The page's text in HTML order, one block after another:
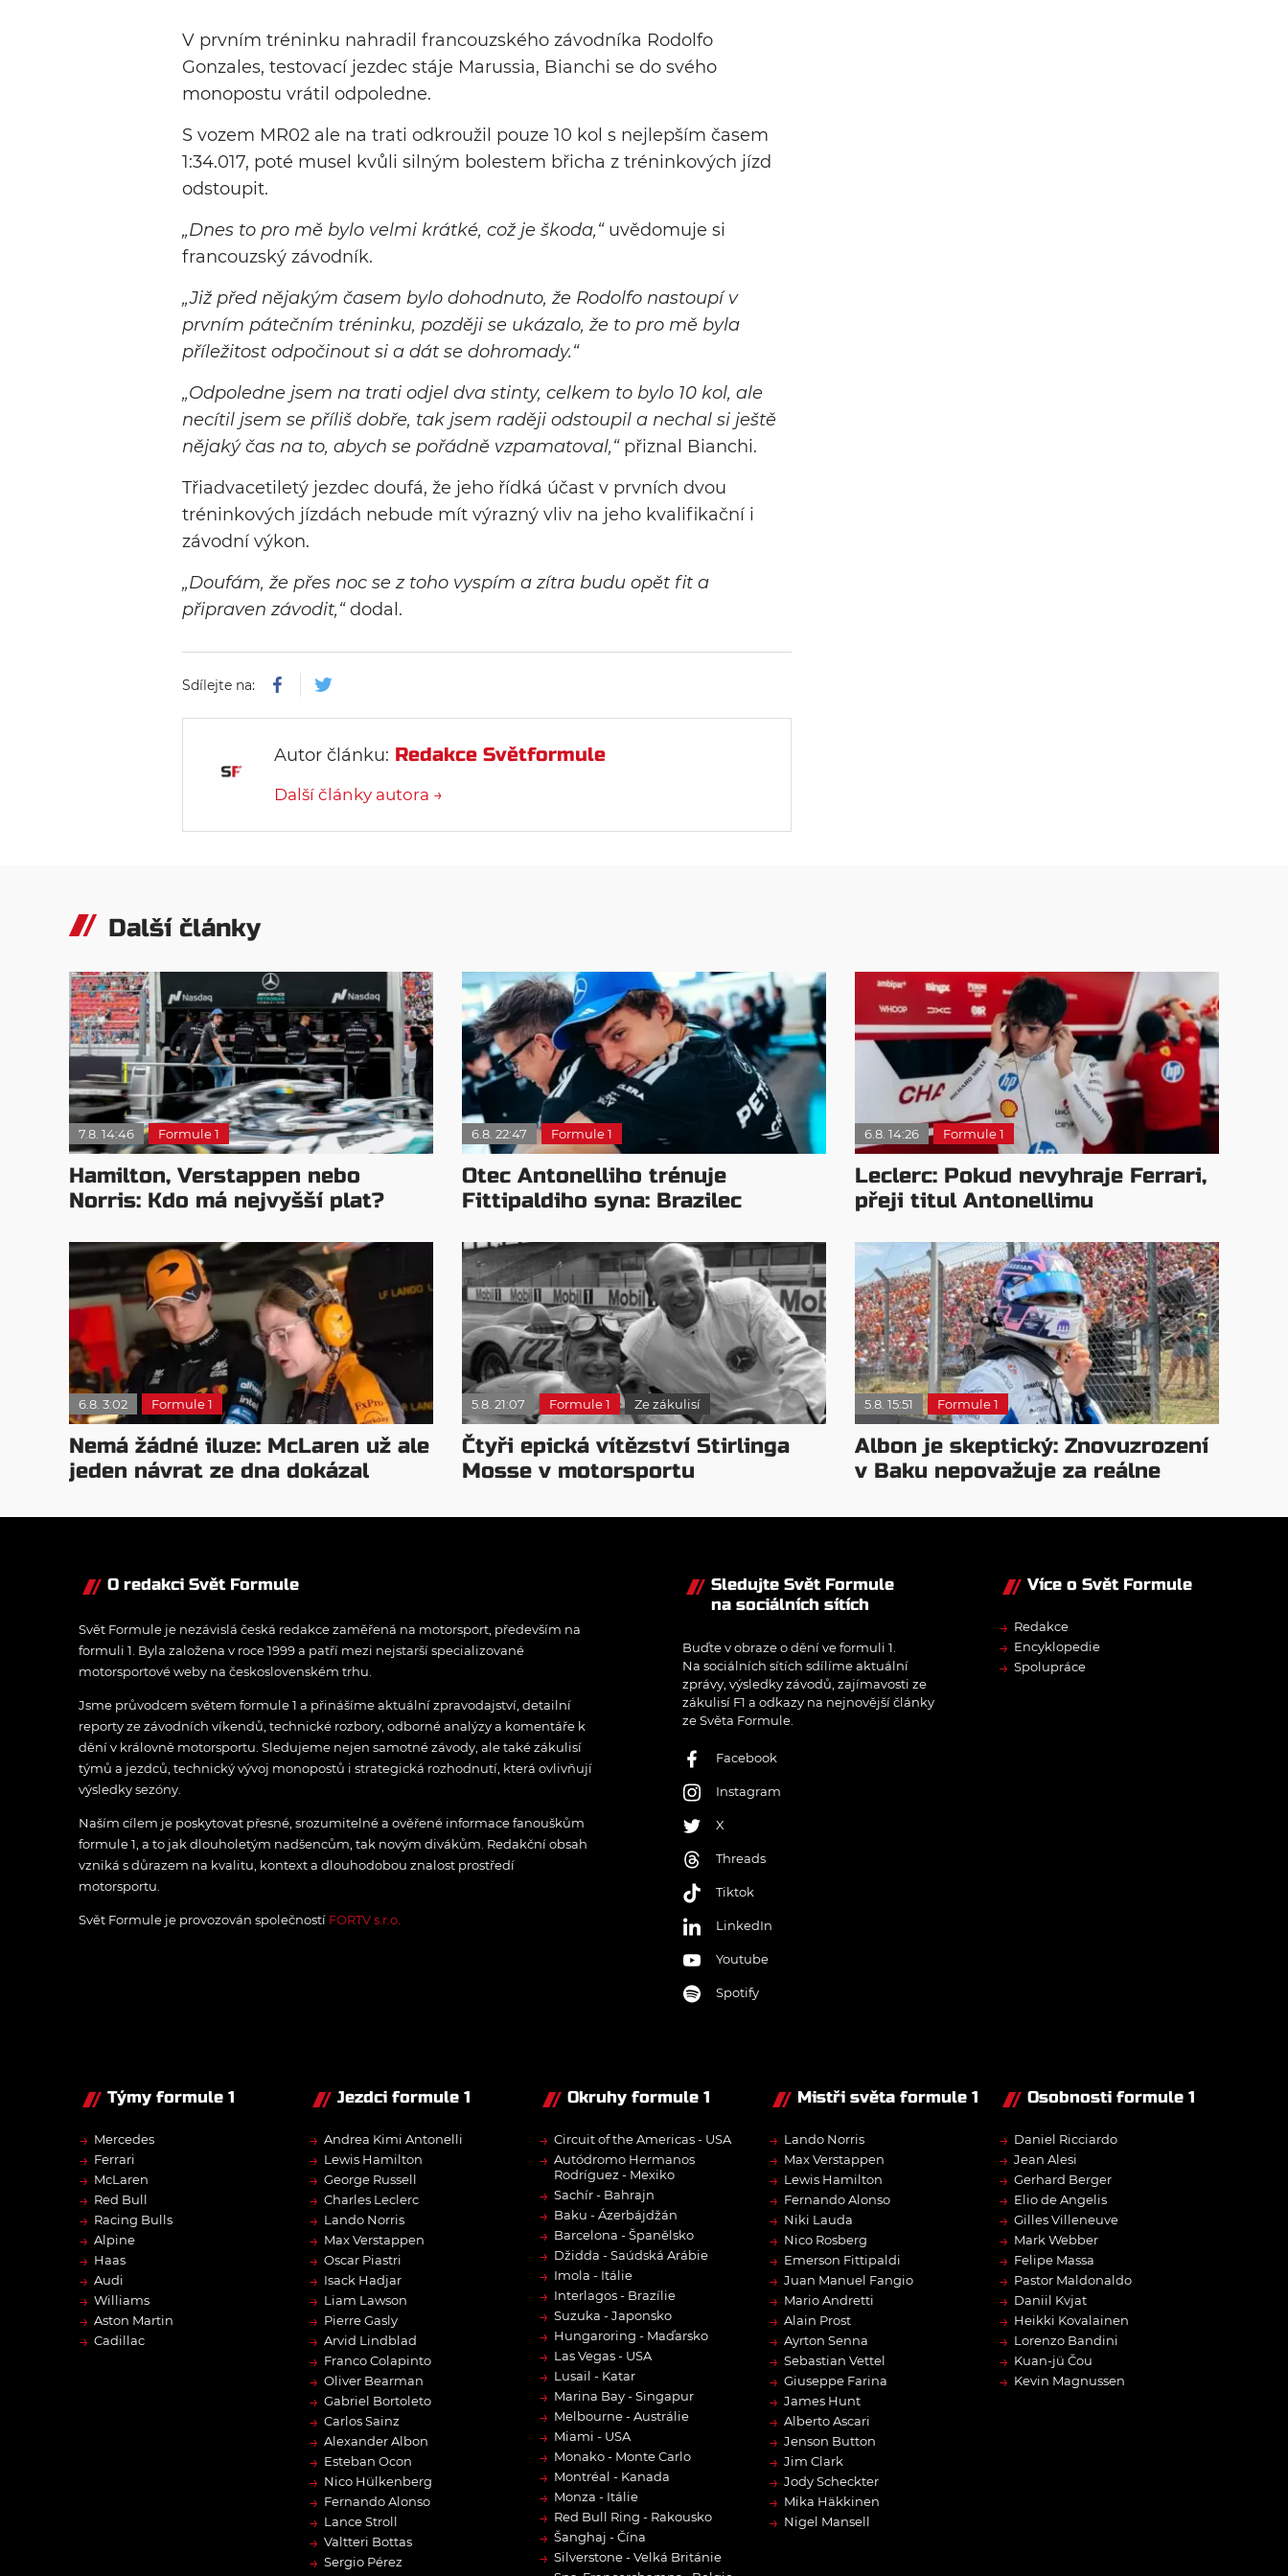
V prvním tréninku nahradil francouzského závodníka Rodolfo
Gonzales, testovací jezdec stáje Marussia, Bianchi se do svého
monopostu vrátil odpoledne.
S vozem MR02 ale na trati odkroužil pouze 10 kol s nejlepším časem
1:34.017, poté musel kvůli silným bolestem břicha z tréninkových jízd
odstoupit.
„Dnes to pro mě bylo velmi krátké, což je škoda,“uvědomuje si
francouzský závodník.
„Již před nějakým časem bylo dohodnuto, že Rodolfo nastoupí v
prvním pátečním tréninku, později se ukázalo, že to pro mě byla
příležitost odpočinout si a dát se dohromady.“
„Odpoledne jsem na trati odjel dva stinty, celkem to bylo 10 kol, ale
necítil jsem se příliš dobře, tak jsem raději odstoupil a nechal si ještě
nějaký čas na to, abych se pořádně vzpamatoval,“přiznal Bianchi.
Třiadvacetiletý jezdec doufá, že jeho řídká účast v prvních dvou
tréninkových jízdách nebude mít výrazný vliv na jeho kvalifikační i
závodní výkon.
„Doufám, že přes noc se z toho vyspím a zítra budu opět fit a
připraven závodit,“dodal.
Sdílejte na:
Autor článku: Redakce Světformule
Další články autora →
Další články
7.8. 14:46 Formule 1
Hamilton, Verstappen nebo
Norris: Kdo má nejvyšší plat?
6.8. 22:47 Formule 1
Otec Antonelliho trénuje
Fittipaldiho syna: Brazilec
6.8. 14:26 Formule 1
Leclerc: Pokud nevyhraje Ferrari,
přeji titul Antonellimu
6.8. 3:02 Formule 1
Nemá žádné iluze: McLaren už ale
jeden návrat ze dna dokázal
5.8. 21:07 Formule 1 Ze zákulisí
Čtyři epická vítězství Stirlinga
Mosse v motorsportu
5.8. 15:51 Formule 1
Albon je skeptický: Znovuzrození
v Baku nepovažuje za reálne
O redakci Svět Formule
Svět Formule je nezávislá česká redakce zaměřená na motorsport, především na
formuli 1. Byla založena v roce 1999 a patří mezi nejstarší specializované
motorsportové weby na československém trhu.
Jsme průvodcem světem formule 1 a přinášíme aktuální zpravodajství, detailní
reporty ze závodních víkendů, technické rozbory, odborné analýzy a komentáře k
dění v královně motorsportu. Sledujeme nejen samotné závody, ale také zákulisí
týmů a jezdců, technický vývoj monopostů i strategická rozhodnutí, která ovlivňují
výsledky sezóny.
Naším cílem je poskytovat přesné, srozumitelné a ověřené informace fanouškům
formule 1, a to jak dlouholetým nadšencům, tak novým divákům. Redakční obsah
vzniká s důrazem na kvalitu, kontext a dlouhodobou znalost prostředí
motorsportu.
Svět Formule je provozován společností FORTV s.r.o.
Sledujte Svět Formule
na sociálních sítích
Buďte v obraze o dění ve formuli 1.
Na sociálních sítích sdílíme aktuální
zprávy, výsledky závodů, zajímavosti ze
zákulisí F1 a odkazy na nejnovější články
ze Světa Formule.
Facebook
Instagram
X
Threads
Tiktok
LinkedIn
Youtube
Spotify
Více o Svět Formule
→ Redakce
→ Encyklopedie
→ Spolupráce
Týmy formule 1
→ Mercedes
→ Ferrari
→ McLaren
→ Red Bull
→ Racing Bulls
→ Alpine
→ Haas
→ Audi
→ Williams
→ Aston Martin
→ Cadillac
Jezdci formule 1
→ Andrea Kimi Antonelli
→ Lewis Hamilton
→ George Russell
→ Charles Leclerc
→ Lando Norris
→ Max Verstappen
→ Oscar Piastri
→ Isack Hadjar
→ Liam Lawson
→ Pierre Gasly
→ Arvid Lindblad
→ Franco Colapinto
→ Oliver Bearman
→ Gabriel Bortoleto
→ Carlos Sainz
→ Alexander Albon
→ Esteban Ocon
→ Nico Hülkenberg
→ Fernando Alonso
→ Lance Stroll
→ Valtteri Bottas
→ Sergio Pérez
Okruhy formule 1
→ Circuit of the Americas - USA
→ Autódromo Hermanos
Rodríguez - Mexiko
→ Sachír - Bahrajn
→ Baku - Ázerbájdžán
→ Barcelona - Španělsko
→ Džidda - Saúdská Arábie
→ Imola - Itálie
→ Interlagos - Brazílie
→ Suzuka - Japonsko
→ Hungaroring - Maďarsko
→ Las Vegas - USA
→ Lusail - Katar
→ Marina Bay - Singapur
→ Melbourne - Austrálie
→ Miami - USA
→ Monako - Monte Carlo
→ Montréal - Kanada
→ Monza - Itálie
→ Red Bull Ring - Rakousko
→ Šanghaj - Čína
→ Silverstone - Velká Británie
Mistři světa formule 1
→ Lando Norris
→ Max Verstappen
→ Lewis Hamilton
→ Fernando Alonso
→ Niki Lauda
→ Nico Rosberg
→ Emerson Fittipaldi
→ Juan Manuel Fangio
→ Mario Andretti
→ Alain Prost
→ Ayrton Senna
→ Sebastian Vettel
→ Giuseppe Farina
→ James Hunt
→ Alberto Ascari
→ Jenson Button
→ Jim Clark
→ Jody Scheckter
→ Mika Häkkinen
→ Nigel Mansell
Osobnosti formule 1
→ Daniel Ricciardo
→ Jean Alesi
→ Gerhard Berger
→ Elio de Angelis
→ Gilles Villeneuve
→ Mark Webber
→ Felipe Massa
→ Pastor Maldonaldo
→ Daniil Kvjat
→ Heikki Kovalainen
→ Lorenzo Bandini
→ Kuan-jü Čou
→ Kevin Magnussen